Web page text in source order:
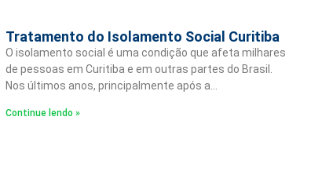
Tratamento do Isolamento Social Curitiba
O isolamento social é uma condição que afeta milhares
de pessoas em Curitiba e em outras partes do Brasil.
Nos últimos anos, principalmente após a…
Continue lendo »